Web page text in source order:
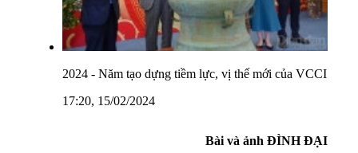
2024 - Năm tạo dựng tiềm lực, vị thế mới của VCCI
17:20, 15/02/2024
Bài và ảnh ĐÌNH ĐẠI